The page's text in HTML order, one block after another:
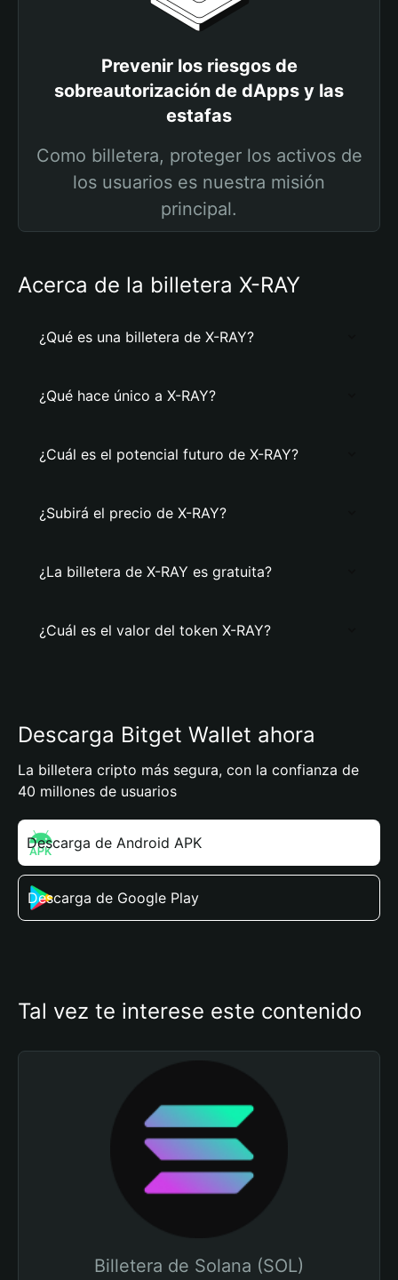
Prevenir los riesgos de
sobreautorización de dApps y las
estafas
Como billetera, proteger los activos de
los usuarios es nuestra misión
principal.
Acerca de la billetera X-RAY
¿Qué es una billetera de X-RAY?
¿Qué hace único a X-RAY?
¿Cuál es el potencial futuro de X-RAY?
¿Subirá el precio de X-RAY?
¿La billetera de X-RAY es gratuita?
¿Cuál es el valor del token X-RAY?
Descarga Bitget Wallet ahora
La billetera cripto más segura, con la confianza de
40 millones de usuarios
Descarga de Android APK
Descarga de Google Play
Tal vez te interese este contenido
Billetera de Solana (SOL)